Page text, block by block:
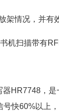
情况，并有
扫描带有
HR7748，
快60%以上